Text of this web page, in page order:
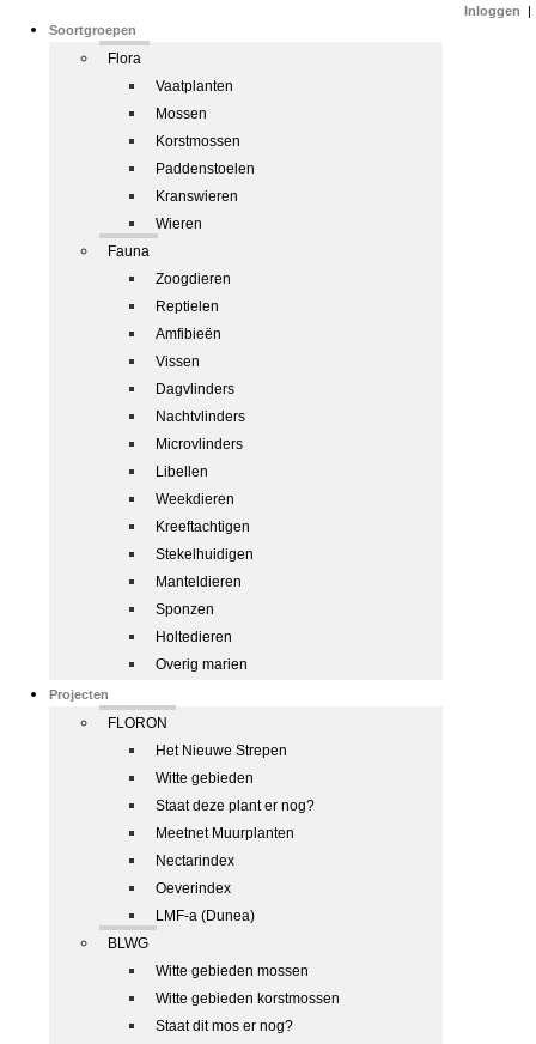
Soortgroepen
Flora
Vaatplanten
Mossen
Korstmossen
Paddenstoelen
Kranswieren
Wieren
Fauna
Zoogdieren
Reptielen
Amfibieën
Vissen
Dagvlinders
Nachtvlinders
Microvlinders
Libellen
Weekdieren
Kreeftachtigen
Stekelhuidigen
Manteldieren
Sponzen
Holtedieren
Overig marien
Projecten
FLORON
Het Nieuwe Strepen
Witte gebieden
Staat deze plant er nog?
Meetnet Muurplanten
Nectarindex
Oeverindex
LMF-a (Dunea)
BLWG
Witte gebieden mossen
Witte gebieden korstmossen
Staat dit mos er nog?
Inloggen |